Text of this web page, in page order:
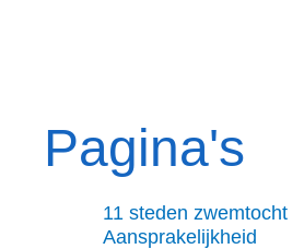
Pagina's
11 steden zwemtocht
Aansprakelijkheid